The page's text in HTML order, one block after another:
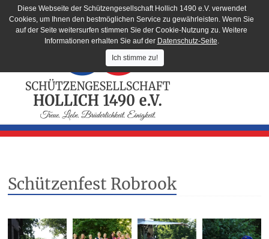
Schützenfest Robrook
Diese Webseite der Schützengesellschaft Hollich 1490 e.V. verwendet
Cookies, um Ihnen den bestmöglichen Service zu gewährleisten. Wenn Sie
auf der Seite weitersurfen stimmen Sie der Cookie-Nutzung zu. Weitere
Informationen erhalten Sie auf der Datenschutz-Seite.
Ich stimme zu!